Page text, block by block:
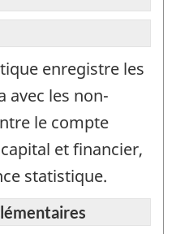
titre
doit
être
enregistre les
avec les non-
le compte
et financier,
statistique.